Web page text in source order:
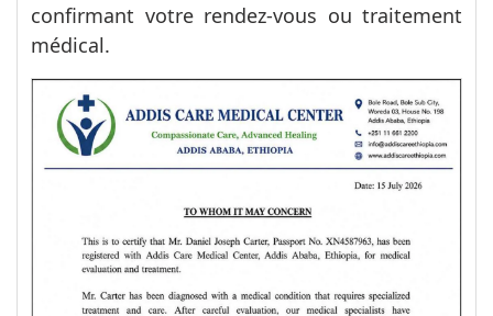
confirmant votre rendez-vous ou traitement
médical.